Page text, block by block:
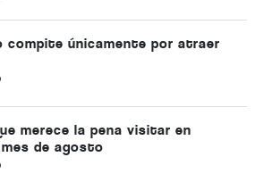
compite únicamente por atraer
merece la pena visitar en
de agosto